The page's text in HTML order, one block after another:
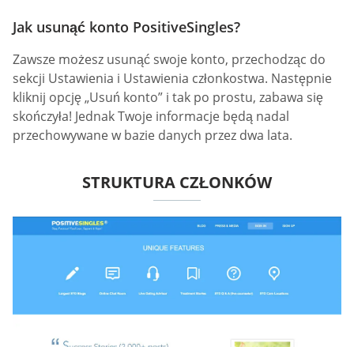
Jak usunąć konto PositiveSingles?
Zawsze możesz usunąć swoje konto, przechodząc do
sekcji Ustawienia i Ustawienia członkostwa. Następnie
kliknij opcję „Usuń konto” i tak po prostu, zabawa się
skończyła! Jednak Twoje informacje będą nadal
przechowywane w bazie danych przez dwa lata.
STRUKTURA CZŁONKÓW